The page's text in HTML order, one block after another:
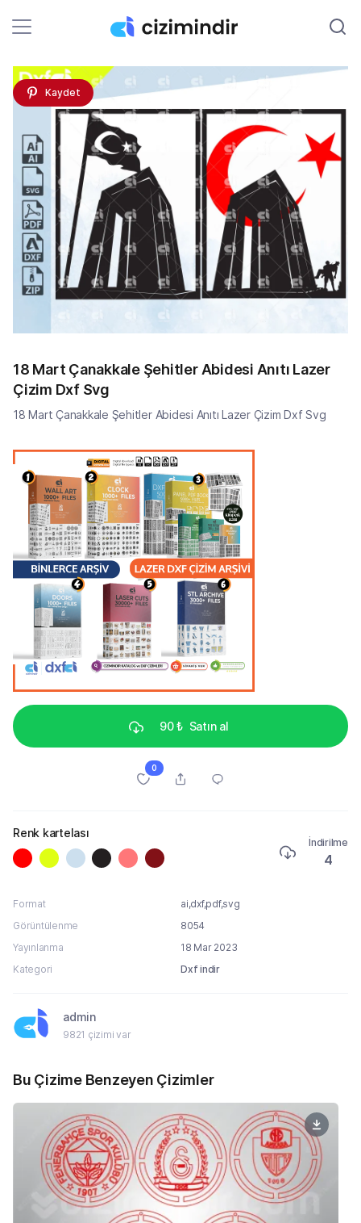
Kaydet
18 Mart Çanakkale Şehitler Abidesi Anıtı Lazer
Çizim Dxf Svg
18 Mart Çanakkale Şehitler Abidesi Anıtı Lazer Çizim Dxf Svg
90 ₺ Satın al
0
Renk kartelası
İndirilme
4
Format
ai,dxf,pdf,svg
Görüntülenme
8054
Yayınlanma
18 Mar 2023
Kategori
Dxf indir
admin
9821 çizimi var
Bu Çizime Benzeyen Çizimler